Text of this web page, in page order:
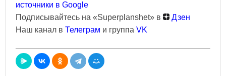
источники в Google
Подписывайтесь на «Superplanshet» в
Дзен
Наш канал в Телеграм и группа VK